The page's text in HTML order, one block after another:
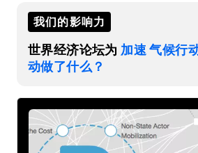
我们的影响力
世界经济论坛为 加速 气候行
动做了什么？